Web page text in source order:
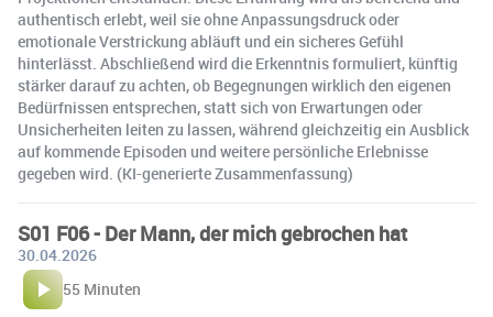
authentisch erlebt, weil sie ohne Anpassungsdruck oder
emotionale Verstrickung abläuft und ein sicheres Gefühl
hinterlässt. Abschließend wird die Erkenntnis formuliert, künftig
stärker darauf zu achten, ob Begegnungen wirklich den eigenen
Bedürfnissen entsprechen, statt sich von Erwartungen oder
Unsicherheiten leiten zu lassen, während gleichzeitig ein Ausblick
auf kommende Episoden und weitere persönliche Erlebnisse
gegeben wird. (KI-generierte Zusammenfassung)
S01 F06 - Der Mann, der mich gebrochen hat
30.04.2026
55 Minuten